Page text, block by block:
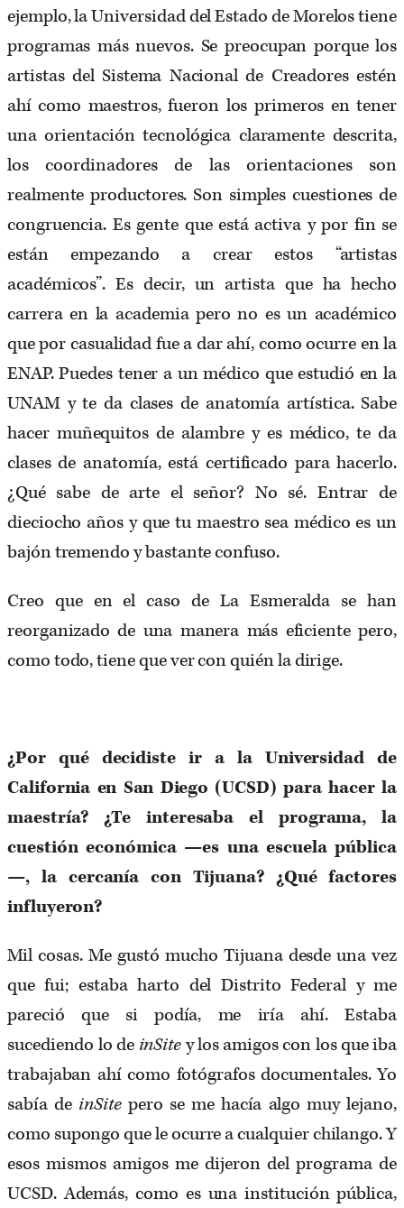
ejemplo, la Universidad del Estado de Morelos tiene
programas más nuevos. Se preocupan porque los
artistas del Sistema Nacional de Creadores estén
ahí como maestros, fueron los primeros en tener
una orientación tecnológica claramente descrita,
los coordinadores de las orientaciones son
realmente productores. Son simples cuestiones de
congruencia. Es gente que está activa y por fin se
están empezando a crear estos “artistas
académicos”. Es decir, un artista que ha hecho
carrera en la academia pero no es un académico
que por casualidad fue a dar ahí, como ocurre en la
ENAP. Puedes tener a un médico que estudió en la
UNAM y te da clases de anatomía artística. Sabe
hacer muñequitos de alambre y es médico, te da
clases de anatomía, está certificado para hacerlo.
¿Qué sabe de arte el señor? No sé. Entrar de
dieciocho años y que tu maestro sea médico es un
bajón tremendo y bastante confuso.
Creo que en el caso de La Esmeralda se han
reorganizado de una manera más eficiente pero,
como todo, tiene que ver con quién la dirige.
¿Por qué decidiste ir a la Universidad de
California en San Diego (UCSD) para hacer la
maestría? ¿Te interesaba el programa, la
cuestión económica —es una escuela pública
—, la cercanía con Tijuana? ¿Qué factores
influyeron?
Mil cosas. Me gustó mucho Tijuana desde una vez
que fui; estaba harto del Distrito Federal y me
pareció que si podía, me iría ahí. Estaba
sucediendo lo de inSitey los amigos con los que iba
trabajaban ahí como fotógrafos documentales. Yo
sabía deinSitepero se me hacía algo muy lejano,
como supongo que le ocurre a cualquier chilango. Y
esos mismos amigos me dijeron del programa de
UCSD. Además, como es una institución pública,